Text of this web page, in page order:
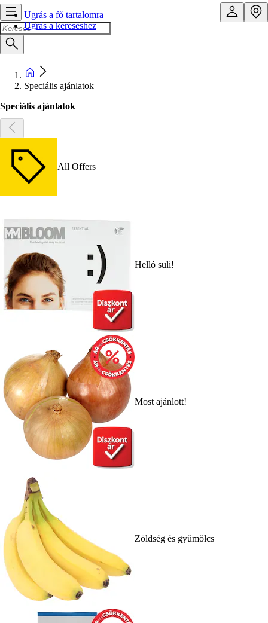
Ugrás a fő tartalomra
Ugrás a kereséshez
Speciális ajánlatok
Speciális ajánlatok
All Offers
Helló suli!
Most ajánlott!
Zöldség és gyümölcs